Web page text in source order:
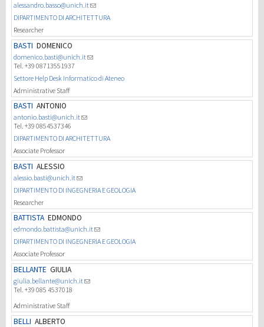
alessandro.basso@unich.it
DIPARTIMENTO DI ARCHITETTURA
Researcher
BASTI DOMENICO
domenico.basti@unich.it
Tel. +39 08713551937
Settore Help Desk Informatico di Ateneo
Administrative Staff
BASTI ANTONIO
antonio.basti@unich.it
Tel. +39 0854537346
DIPARTIMENTO DI ARCHITETTURA
Associate Professor
BASTI ALESSIO
alessio.basti@unich.it
DIPARTIMENTO DI INGEGNERIA E GEOLOGIA
Researcher
BATTISTA EDMONDO
edmondo.battista@unich.it
DIPARTIMENTO DI INGEGNERIA E GEOLOGIA
Associate Professor
BELLANTE GIULIA
giulia.bellante@unich.it
Tel. +39 085 4537018
Administrative Staff
BELLI ALBERTO